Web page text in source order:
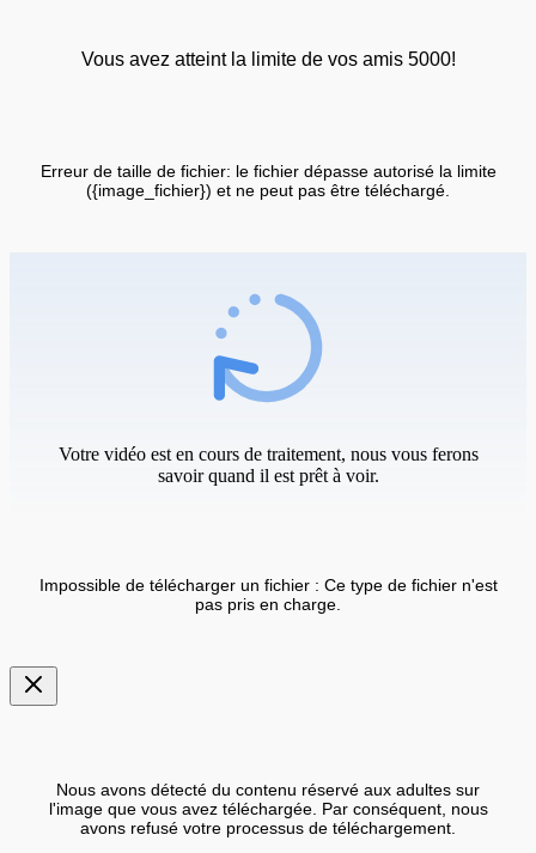
Vous avez atteint la limite de vos amis 5000!
Erreur de taille de fichier: le fichier dépasse autorisé la limite
({image_fichier}) et ne peut pas être téléchargé.
Votre vidéo est en cours de traitement, nous vous ferons
savoir quand il est prêt à voir.
Impossible de télécharger un fichier : Ce type de fichier n'est
pas pris en charge.
Nous avons détecté du contenu réservé aux adultes sur
l'image que vous avez téléchargée. Par conséquent, nous
avons refusé votre processus de téléchargement.